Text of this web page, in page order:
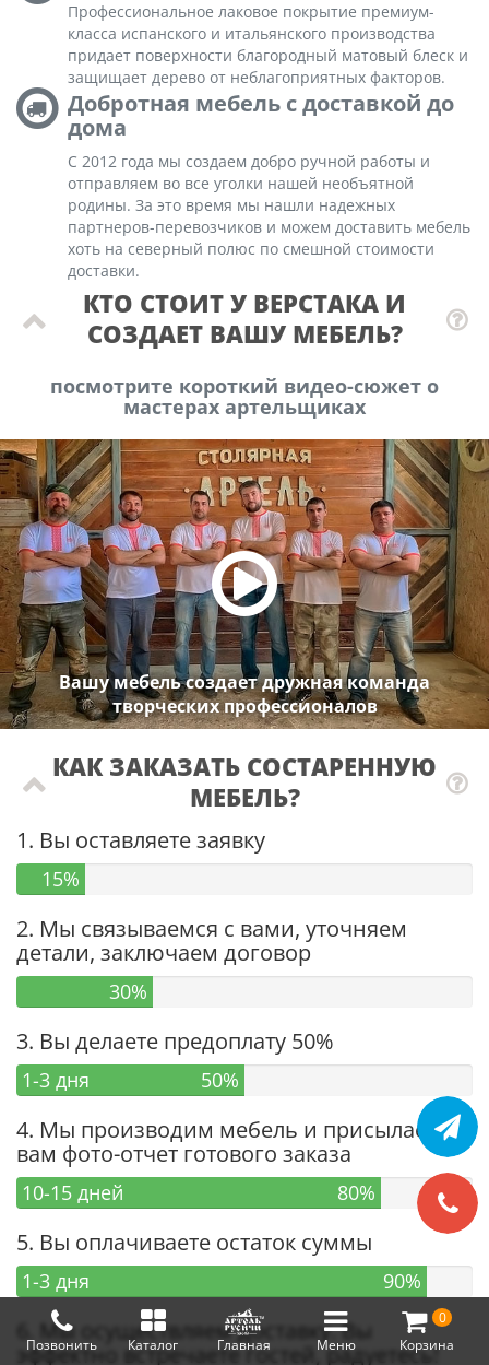
Меню
Позвонить Каталог Главная
0
Корзина
Профессиональное лаковое покрытие премиум-
класса испанского и итальянского производства
придает поверхности благородный матовый блеск и
защищает дерево от неблагоприятных факторов.
Добротная мебель с доставкой до
дома
С 2012 года мы создаем добро ручной работы и
отправляем во все уголки нашей необъятной
родины. За это время мы нашли надежных
партнеров-перевозчиков и можем доставить мебель
хоть на северный полюс по смешной стоимости
доставки.
КТО СТОИТ У ВЕРСТАКА И
СОЗДАЕТ ВАШУ МЕБЕЛЬ?
посмотрите короткий видео-сюжет о
мастерах артельщиках
Вашу мебель создает дружная команда
творческих профессионалов
КАК ЗАКАЗАТЬ СОСТАРЕННУЮ
МЕБЕЛЬ?
1. Вы оставляете заявку
15%
2. Мы связываемся с вами, уточняем
детали, заключаем договор
30%
3. Вы делаете предоплату 50%
1-3 дня 50%
4. Мы производим мебель и присылаем
вам фото-отчет готового заказа
10-15 дней 80%
5. Вы оплачиваете остаток суммы
1-3 дня 90%
6. Мы осуществляем доставку. Вы
эффектно встречаете гостей, радуетесь!